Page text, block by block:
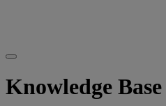
Knowledge Base